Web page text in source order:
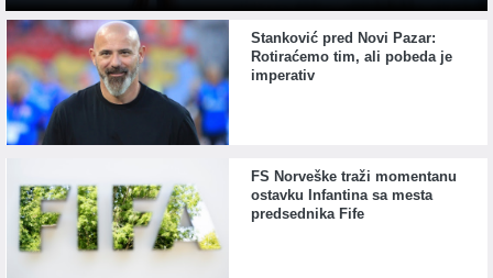
Stanković pred Novi Pazar:
Rotiraćemo tim, ali pobeda je
imperativ
FS Norveške traži momentanu
ostavku Infantina sa mesta
predsednika Fife